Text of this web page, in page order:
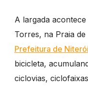
A largada
Torres, na Praia de
Prefeitura de Niterói
bicicleta,
ciclovias,